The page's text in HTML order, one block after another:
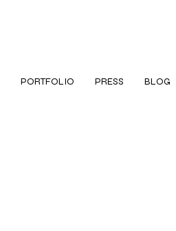
PORTFOLIO PRESS BLOG